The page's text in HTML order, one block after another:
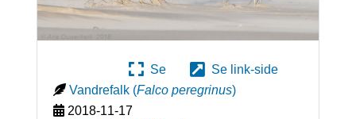
Se
Se link-side
Vandrefalk (Falco peregrinus)
2018-11-17